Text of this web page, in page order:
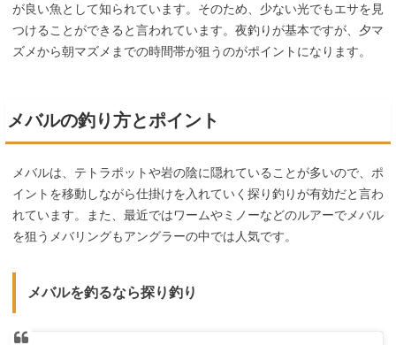
が良い魚として知られています。そのため、少ない光でもエサを見
つけることができると言われています。夜釣りが基本ですが、夕マ
ズメから朝マズメまでの時間帯が狙うのがポイントになります。
メバルの釣り方とポイント
メバルは、テトラポットや岩の陰に隠れていることが多いので、ポ
イントを移動しながら仕掛けを入れていく探り釣りが有効だと言わ
れています。また、最近ではワームやミノーなどのルアーでメバル
を狙うメバリングもアングラーの中では人気です。
メバルを釣るなら探り釣り